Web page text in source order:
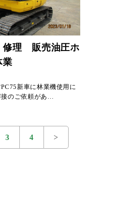
理 販売油圧ホ
新車に林業機使用に
接のご依頼があ…
3 4 >